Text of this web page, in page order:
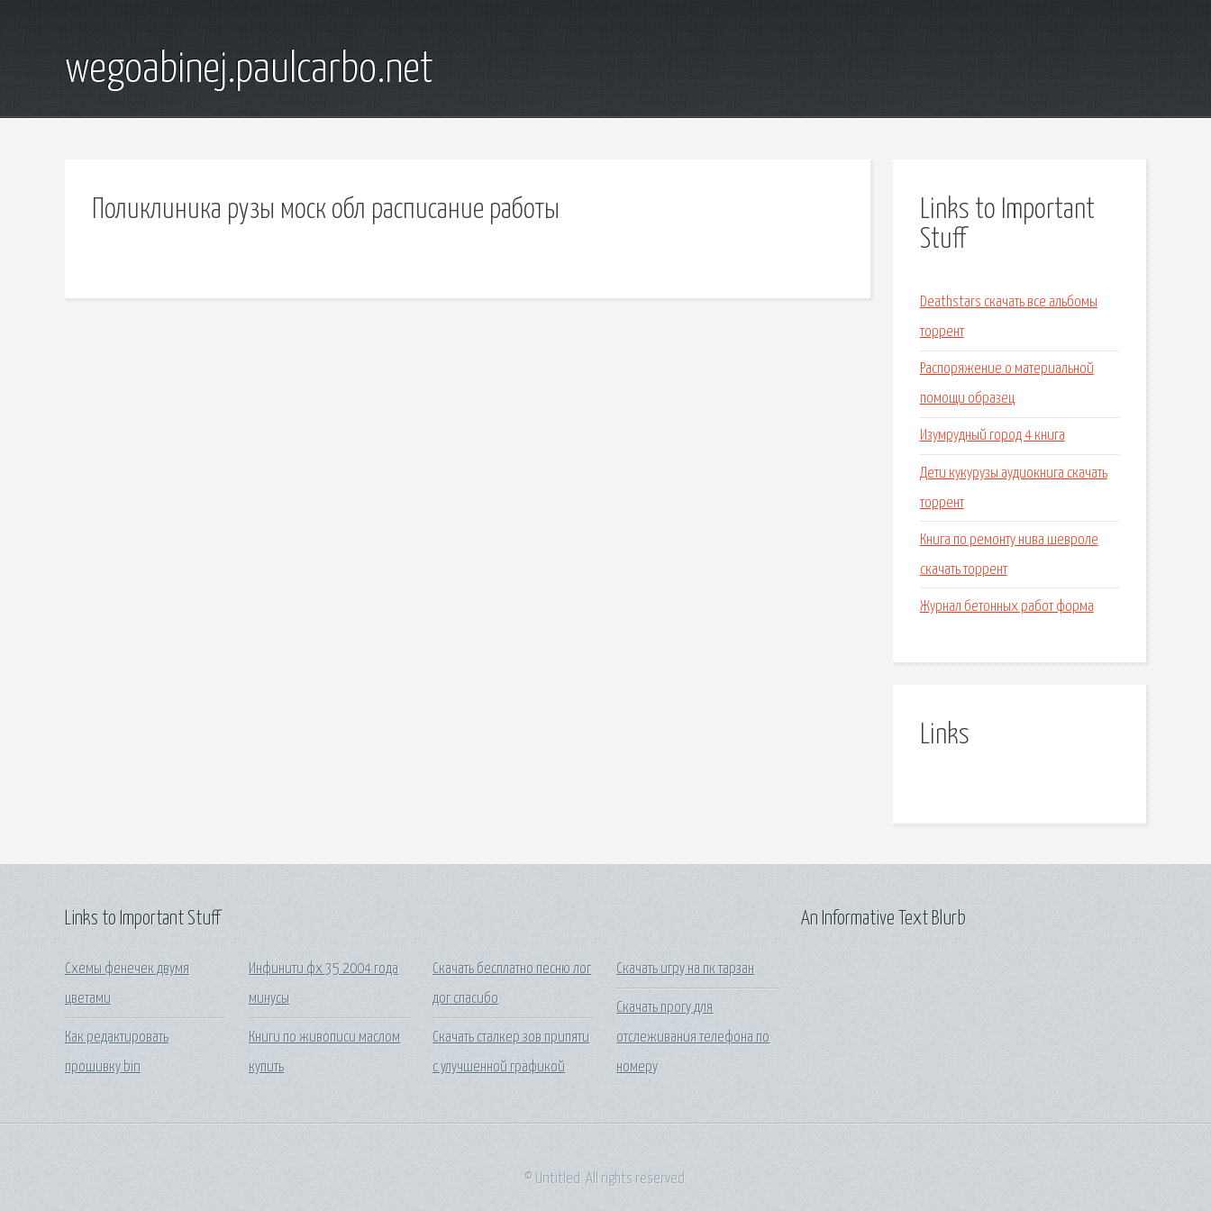
wegoabinej.paulcarbo.net
Поликлиника рузы моск обл расписание работы
Links to Important
Stuff
Deathstars скачать все альбомы
торрент
Распоряжение о материальной
помощи образец
Изумрудный город 4 книга
Дети кукурузы аудиокнига скачать
торрент
Книга по ремонту нива шевроле
скачать торрент
Журнал бетонных работ форма
Links
Links to Important Stuff
Схемы фенечек двумя
цветами
Как редактировать
прошивку bin
Инфинити фх 35 2004 года
минусы
Книги по живописи маслом
купить
Скачать бесплатно песню лог
дог спасибо
Скачать сталкер зов припяти
с улучшенной графикой
Скачать игру на пк тарзан
Скачать прогу для
отслеживания телефона по
номеру
An Informative Text Blurb
© Untitled. All rights reserved.